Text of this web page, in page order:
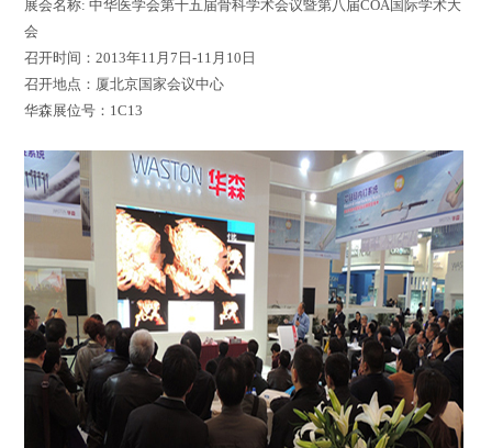
展会名称: 中华医学会第十五届骨科学术会议暨第八届COA国际学术大
会
召开时间：2013年11月7日-11月10日
召开地点：厦北京国家会议中心
华森展位号：1C13